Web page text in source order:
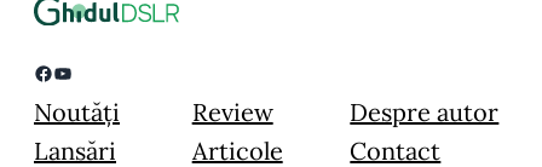
Facebook YouTube
Noutăți
Lansări
Review
Articole
Despre autor
Contact